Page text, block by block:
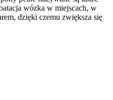
wózka w miejscach, w
dzięki czemu zwiększa się